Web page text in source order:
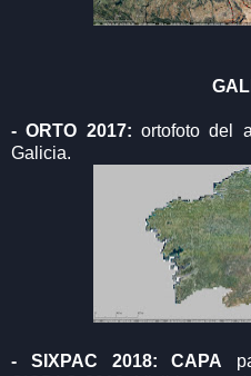
- ORTO 2017: ortofoto del
Galicia.
- SIXPAC 2018: CAPA